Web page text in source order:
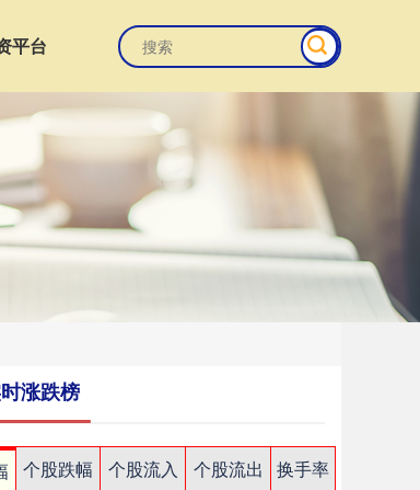
平台
涨跌榜
个股跌幅 个股流入 个股流出
换手率